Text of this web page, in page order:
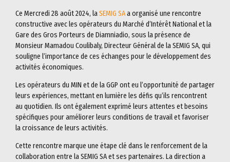
Ce Mercredi 28 août 2024, laSEMIG SAa organisé une rencontre
constructive avec les opérateurs du Marché d’Intérêt National et la
Gare des Gros Porteurs de Diamniadio, sous la présence de
Monsieur Mamadou Coulibaly, Directeur Général de la SEMIG SA, qui
souligne l’importance de ces échanges pour le développement des
activités économiques.
Les opérateurs du MIN et de la GGP ont eu l’opportunité de partager
leurs expériences, mettant en lumière les défis qu’ils rencontrent
au quotidien. Ils ont également exprimé leurs attentes et besoins
spécifiques pour améliorer leurs conditions de travail et favoriser
la croissance de leurs activités.
Cette rencontre marque une étape clé dans le renforcement de la
collaboration entre la SEMIG SA et ses partenaires. La direction a